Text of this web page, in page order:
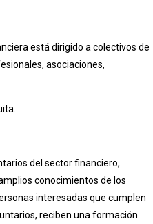
está dirigido a colectivos de
asociaciones,
del sector financiero,
conocimientos de los
interesadas que cumplen
reciben una formación